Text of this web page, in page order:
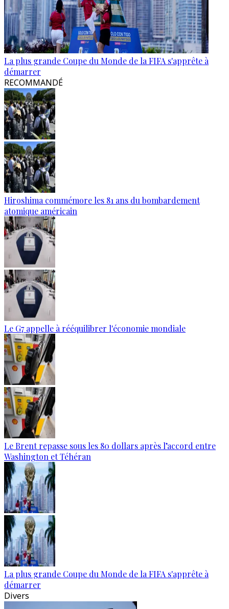
La plus grande Coupe du Monde de la FIFA s'apprête à
démarrer
RECOMMANDÉ
Hiroshima commémore les 81 ans du bombardement
atomique américain
Le G7 appelle à rééquilibrer l'économie mondiale
Le Brent repasse sous les 80 dollars après l’accord entre
Washington et Téhéran
La plus grande Coupe du Monde de la FIFA s'apprête à
démarrer
Divers